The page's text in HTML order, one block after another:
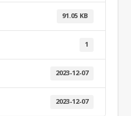
91.05 KB
1
2023-12-07
2023-12-07